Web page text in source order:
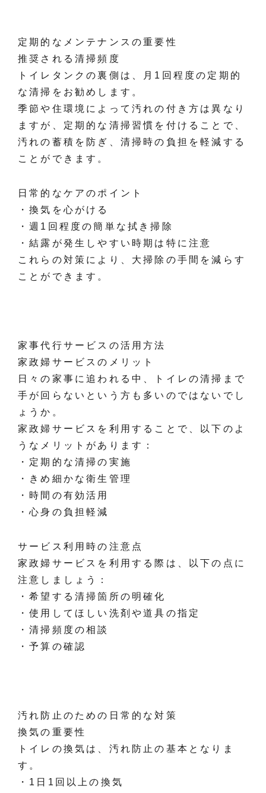
定期的なメンテナンスの重要性
推奨される清掃頻度
トイレタンクの裏側は、月1回程度の定期的
な清掃をお勧めします。
季節や住環境によって汚れの付き方は異なり
ますが、定期的な清掃習慣を付けることで、
汚れの蓄積を防ぎ、清掃時の負担を軽減する
ことができます。
日常的なケアのポイント
・換気を心がける
・週1回程度の簡単な拭き掃除
・結露が発生しやすい時期は特に注意
これらの対策により、大掃除の手間を減らす
ことができます。
家事代行サービスの活用方法
家政婦サービスのメリット
日々の家事に追われる中、トイレの清掃まで
手が回らないという方も多いのではないでし
ょうか。
家政婦サービスを利用することで、以下のよ
うなメリットがあります：
・定期的な清掃の実施
・きめ細かな衛生管理
・時間の有効活用
・心身の負担軽減
サービス利用時の注意点
家政婦サービスを利用する際は、以下の点に
注意しましょう：
・希望する清掃箇所の明確化
・使用してほしい洗剤や道具の指定
・清掃頻度の相談
・予算の確認
汚れ防止のための日常的な対策
換気の重要性
トイレの換気は、汚れ防止の基本となりま
す。
・1日1回以上の換気